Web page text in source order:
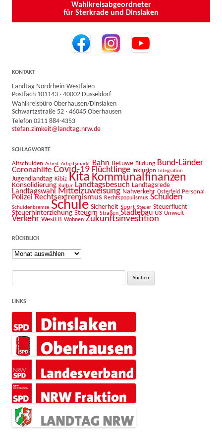
Wahlkreisabgeordneter
für Sterkrade und Dinslaken
KONTAKT
Landtag Nordrhein-Westfalen
Postfach 101143 · 40002 Düsseldorf
Wahlkreisbüro Oberhausen/Dinslaken
Schwartzstraße 52 · 46045 Oberhausen
Telefon 0211 884-4353
stefan.zimkeit@landtag.nrw.de
SCHLAGWORTE
Altschulden Arbeit Arbeitsmarkt Bahn Betuwe Bildung Bund-Länder
Coronahilfe Covid-19 Flüchtlinge Inklusion Integration
Jugendlandtag Kibiz Kita Kommunalfinanzen
Konsolidierung Kultur Landtagsbesuch Landtagsrede
Landtagswahl Mittelzuweisung Nahverkehr Osterfeld Personal
Polizei Rechtsextremismus Rechtspopulismus Schulden
Schuldenbremse Schule Sicherheit Sport Steuer Steuerflucht
Steuerhinterziehung Steuern Straßen Städtebau U3 Umwelt
Verkehr WestLB Wohnen Zukunftsinvestition
RÜCKBLICK
Rückblick
LINKS